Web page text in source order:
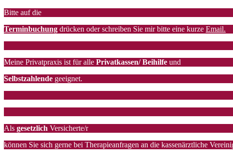
Bitte auf die
Terminbuchung drücken oder schreiben Sie mir bitte eine kurze Email.
Meine Privatpraxis ist für alle Privatkassen/ Beihilfe und
Selbstzahlende geeignet.
Als gesetzlich Versicherte/r
können Sie sich gerne bei Therapieanfragen an die kassenärztliche